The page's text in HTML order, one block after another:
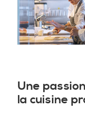
Une
la cuisine